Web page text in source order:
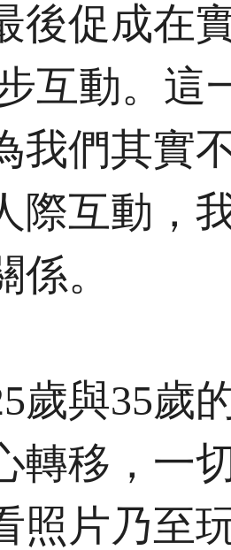
後促成在
互動。這
我們其實
際互動，
係。
歲與35歲
轉移，一
照片乃至